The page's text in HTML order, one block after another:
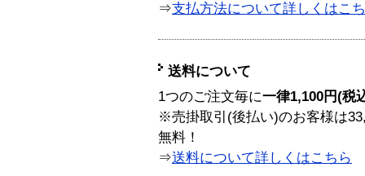
⇒支払方法について詳しくはこ
送料について
1つのご注文毎に一律1,100円(税
※売掛取引(後払い)のお客様は
無料！
⇒送料について詳しくはこちら